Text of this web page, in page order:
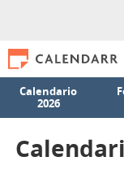
Calendario
2026